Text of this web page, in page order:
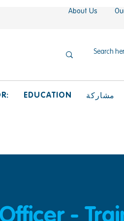
About Us
EDUCATION مشاركة